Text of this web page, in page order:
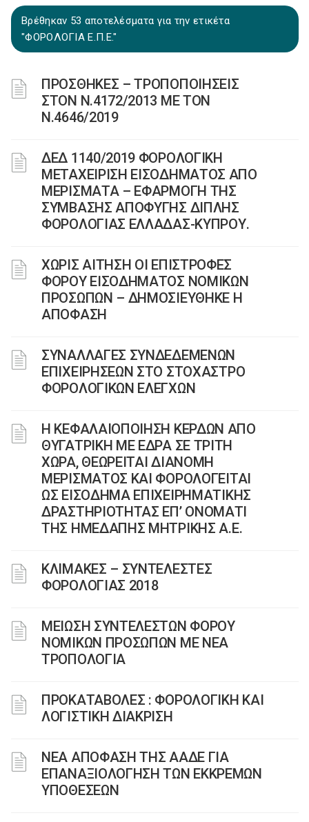
Βρέθηκαν 53 αποτελέσματα για την ετικέτα
"ΦΟΡΟΛΟΓΙΑ Ε.Π.Ε."
ΠΡΟΣΘΗΚΕΣ – ΤΡΟΠΟΠΟΙΗΣΕΙΣ
ΣΤΟΝ Ν.4172/2013 ΜΕ ΤΟΝ
Ν.4646/2019
ΔΕΔ 1140/2019 ΦΟΡΟΛΟΓΙΚΗ
ΜΕΤΑΧΕΙΡΙΣΗ ΕΙΣΟΔΗΜΑΤΟΣ ΑΠΟ
ΜΕΡΙΣΜΑΤΑ – ΕΦΑΡΜΟΓΗ ΤΗΣ
ΣΥΜΒΑΣΗΣ ΑΠΟΦΥΓΗΣ ΔΙΠΛΗΣ
ΦΟΡΟΛΟΓΙΑΣ ΕΛΛΑΔΑΣ-ΚΥΠΡΟΥ.
ΧΩΡΙΣ ΑΙΤΗΣΗ ΟΙ ΕΠΙΣΤΡΟΦΕΣ
ΦΟΡΟΥ ΕΙΣΟΔΗΜΑΤΟΣ ΝΟΜΙΚΩΝ
ΠΡΟΣΩΠΩΝ – ΔΗΜΟΣΙΕΥΘΗΚΕ Η
ΑΠΟΦΑΣΗ
ΣΥΝΑΛΛΑΓΕΣ ΣΥΝΔΕΔΕΜΕΝΩΝ
ΕΠΙΧΕΙΡΗΣΕΩΝ ΣΤΟ ΣΤΟΧΑΣΤΡΟ
ΦΟΡΟΛΟΓΙΚΩΝ ΕΛΕΓΧΩΝ
Η ΚΕΦΑΛΑΙΟΠΟΙΗΣΗ ΚΕΡΔΩΝ ΑΠΟ
ΘΥΓΑΤΡΙΚΗ ΜΕ ΕΔΡΑ ΣΕ ΤΡΙΤΗ
ΧΩΡΑ, ΘΕΩΡΕΙΤΑΙ ΔΙΑΝΟΜΗ
ΜΕΡΙΣΜΑΤΟΣ ΚΑΙ ΦΟΡΟΛΟΓΕΙΤΑΙ
ΩΣ ΕΙΣΟΔΗΜΑ ΕΠΙΧΕΙΡΗΜΑΤΙΚΗΣ
ΔΡΑΣΤΗΡΙΟΤΗΤΑΣ ΕΠ’ ΟΝΟΜΑΤΙ
ΤΗΣ ΗΜΕΔΑΠΗΣ ΜΗΤΡΙΚΗΣ Α.Ε.
ΚΛΙΜΑΚΕΣ – ΣΥΝΤΕΛΕΣΤΕΣ
ΦΟΡΟΛΟΓΙΑΣ 2018
ΜΕΙΩΣΗ ΣΥΝΤΕΛΕΣΤΩΝ ΦΟΡΟΥ
ΝΟΜΙΚΩΝ ΠΡΟΣΩΠΩΝ ΜΕ ΝΕΑ
ΤΡΟΠΟΛΟΓΙΑ
ΠΡΟΚΑΤΑΒΟΛΕΣ : ΦΟΡΟΛΟΓΙΚΗ ΚΑΙ
ΛΟΓΙΣΤΙΚΗ ΔΙΑΚΡΙΣΗ
ΝΕΑ ΑΠΟΦΑΣΗ ΤΗΣ ΑΑΔΕ ΓΙΑ
ΕΠΑΝΑΞΙΟΛΟΓΗΣΗ ΤΩΝ ΕΚΚΡΕΜΩΝ
ΥΠΟΘΕΣΕΩΝ